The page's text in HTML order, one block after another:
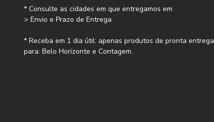
* Consulte as cidades em que entregamos em
> Envio e Prazo de Entrega
* Receba em 1 dia útil: apenas produtos de pronta entrega
para: Belo Horizonte e Contagem.